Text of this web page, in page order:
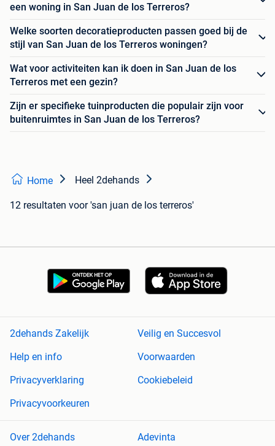
een woning in San Juan de los Terreros?
Welke soorten decoratieproducten passen goed bij de
stijl van San Juan de los Terreros woningen?
Wat voor activiteiten kan ik doen in San Juan de los
Terreros met een gezin?
Zijn er specifieke tuinproducten die populair zijn voor
buitenruimtes in San Juan de los Terreros?
Home Heel 2dehands
12 resultaten voor 'san juan de los terreros'
2dehands Zakelijk
Veilig en Succesvol
Help en info
Voorwaarden
Privacyverklaring
Cookiebeleid
Privacyvoorkeuren
Over 2dehands Adevinta